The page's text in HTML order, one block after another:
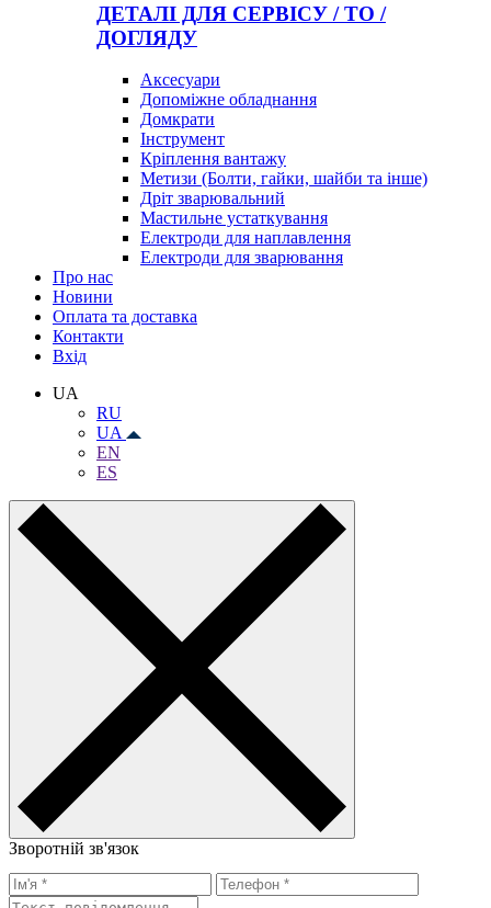
ДЕТАЛІ ДЛЯ СЕРВІСУ / ТО /
ДОГЛЯДУ
Аксесуари
Допоміжне обладнання
Домкрати
Інструмент
Кріплення вантажу
Метизи (Болти, гайки, шайби та інше)
Дріт зварювальний
Мастильне устаткування
Електроди для наплавлення
Електроди для зварювання
Про нас
Новини
Оплата та доставка
Контакти
Вхiд
UA
RU
UA
EN
ES
Зворотній зв'язок